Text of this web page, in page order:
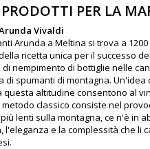
PER LA
Vivaldi
Arunda a Meltina si trova a
ricetta unica per il successo
riempimento di bottiglie nelle
di spumanti di montagna.
altitudine consentono al
metodo classico consiste nel
lenti sulla montagna, ce n'è in
l'eleganza e la complessità che